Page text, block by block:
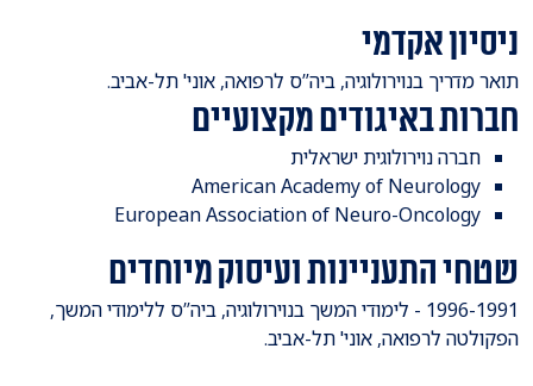
ניסיון אקדמי
תואר מדריך בנוירולוגיה, ביה”ס לרפואה, אוני' תל-אביב.
חברות באיגודים מקצועיים
חברה נוירולוגית ישראלית
American Academy of Neurology
European Association of Neuro-Oncology
שטחי התעניינות ועיסוק מיוחדים
1996-1991 - לימודי המשך בנוירולוגיה, ביה”ס ללימודי המשך,
הפקולטה לרפואה, אוני' תל-אביב.